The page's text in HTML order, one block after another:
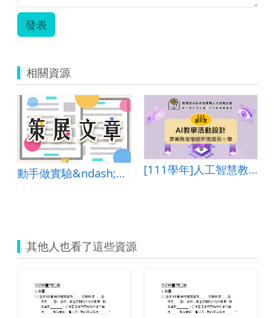
發表
相關資源
動手做實驗&ndash;平板與實驗課程的完美結合 [111學年]人工智慧教學活動設計―屏東縣高樹鄉新南國民小學
其他人也看了這些資源